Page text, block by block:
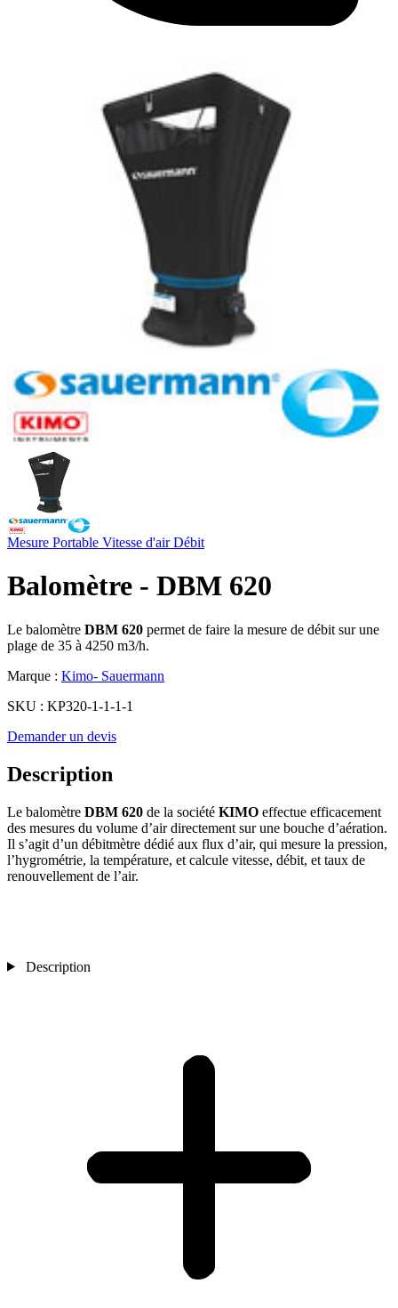
Mesure Portable Vitesse d'airDébit
Balomètre - DBM 620
Le balomètre DBM 620 permet de faire la mesure de débit sur une
plage de 35 à 4250 m3/h.
Marque : Kimo- Sauermann
SKU : KP320-1-1-1-1
Demander un devis
Description
Le balomètre DBM 620 de la société KIMO effectue efficacement
des mesures du volume d’air directement sur une bouche d’aération.
Il s’agit d’un débitmètre dédié aux flux d’air, qui mesure la pression,
l’hygrométrie, la température, et calcule vitesse, débit, et taux de
renouvellement de l’air.
Description